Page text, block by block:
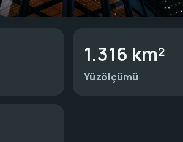
1.316 km²
Yüzölçümü